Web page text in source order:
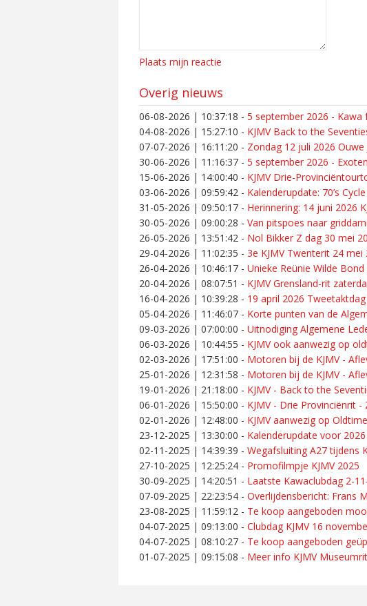
Plaats mijn reactie
Overig nieuws
06-08-2026 | 10:37:18 - 5 september 2026 -
04-08-2026 | 15:27:10 - KJMV Back to the
07-07-2026 | 16:11:20 - Zondag 12 juli 2026 Ouwe
30-06-2026 | 11:16:37 - 5 september 2026 -
15-06-2026 | 14:00:40 - KJMV Drie-
03-06-2026 | 09:59:42 - Kalenderupdate: 70’s
31-05-2026 | 09:50:17 - Herinnering: 14 juni 2026
30-05-2026 | 09:00:28 - Van pitspoes naar
26-05-2026 | 13:51:42 - Nol Bikker Z dag 30 mei
29-04-2026 | 11:02:35 - 3e KJMV Twenterit 24 mei
26-04-2026 | 10:46:17 - Unieke Reünie Wilde
20-04-2026 | 08:07:51 - KJMV Grensland-rit
16-04-2026 | 10:39:28 - 19 april 2026
05-04-2026 | 11:46:07 - Korte punten van de
09-03-2026 | 07:00:00 - Uitnodiging Algemene
06-03-2026 | 10:44:55 - KJMV ook aanwezig op
02-03-2026 | 17:51:00 - Motoren bij de KJMV -
25-01-2026 | 12:31:58 - Motoren bij de KJMV -
19-01-2026 | 21:18:00 - KJMV - Back to the
06-01-2026 | 15:50:00 - KJMV - Drie Provinciënrit
02-01-2026 | 12:48:00 - KJMV aanwezig op
23-12-2025 | 13:30:00 - Kalenderupdate voor 2026
02-11-2025 | 14:39:39 - Wegafsluiting A27 tijdens
27-10-2025 | 12:25:24 - Promofilmpje KJMV 2025
30-09-2025 | 14:20:51 - Laatste Kawaclubdag 2-
07-09-2025 | 22:23:54 - Overlijdensbericht: Frans
23-08-2025 | 11:59:12 - Te koop aangeboden
04-07-2025 | 09:13:00 - Clubdag KJMV 16
04-07-2025 | 08:10:27 - Te koop aangeboden
01-07-2025 | 09:15:08 - Meer info KJMV